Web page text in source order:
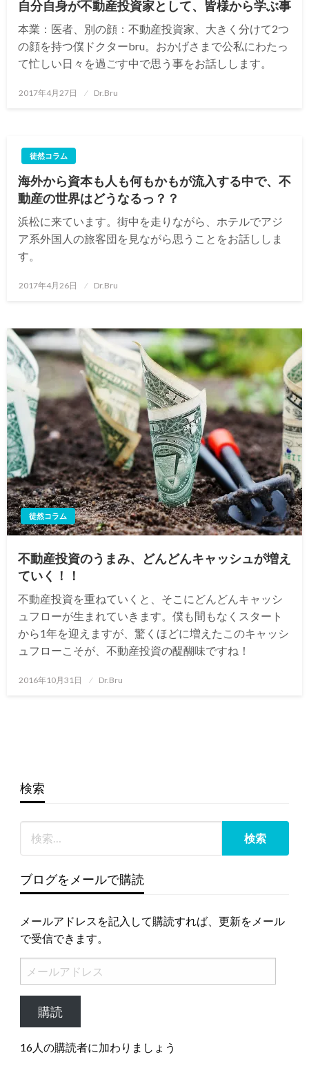
自分自身が不動産投資家として、皆様から学ぶ事
本業：医者、別の顔：不動産投資家、大きく分けて2つ
の顔を持つ僕ドクターbru。おかげさまで公私にわたっ
て忙しい日々を過ごす中で思う事をお話しします。
投
2017年4月27日 Dr.Bru
徒然コラム
海外から資本も人も何もかもが流入する中で、不
動産の世界はどうなるっ？？
浜松に来ています。街中を走りながら、ホテルでアジ
ア系外国人の旅客団を見ながら思うことをお話ししま
す。
投
2017年4月26日 Dr.Bru
徒然コラム
不動産投資のうまみ、どんどんキャッシュが増え
ていく！！
不動産投資を重ねていくと、そこにどんどんキャッシ
ュフローが生まれていきます。僕も間もなくスタート
から1年を迎えますが、驚くほどに増えたこのキャッシ
ュフローこそが、不動産投資の醍醐味ですね！
投
2016年10月31日 Dr.Bru
検索
ブログをメールで購読
メールアドレスを記入して購読すれば、更新をメール
で受信できます。
ー
レ
購読
16人の購読者に加わりましょう